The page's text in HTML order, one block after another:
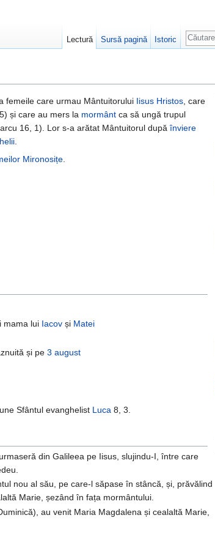
femeile care urmau Mântuitorului Iisus Hristos, care
și care au mers la mormânt ca să ungă trupul
16, 1). Lor s-a arătat Mântuitorul dupăînviere
.
Mironosițe.
mama lui Iacov și Matei
și pe3 august
Sfântul evanghelist Luca 8, 3.
din Galileea pe Iisus, slujindu-I, între care
nou al său, pe care-l săpase în stâncă, și, prăvălind
Marie, șezând în fața mormântului.
au venit Maria Magdalena și cealaltă Marie,
Lectură Sursă pagină Istoric